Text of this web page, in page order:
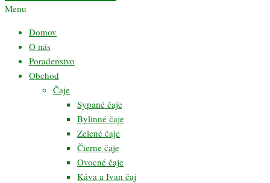
Menu
Domov
O nás
Poradenstvo
Obchod
Čaje
Sypané čaje
Bylinné čaje
Zelené čaje
Čierne čaje
Ovocné čaje
Káva a Ivan čaj